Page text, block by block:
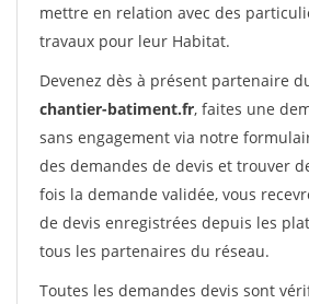
mettre en relation avec des
travaux pour leur Habitat.
Devenez dès à présent partenaire
chantier-batiment.fr, faites une
sans engagement via notre
des demandes de devis et trouver
fois la demande validée, vous
de devis enregistrées depuis les
tous les partenaires du réseau.
Toutes les demandes devis sont